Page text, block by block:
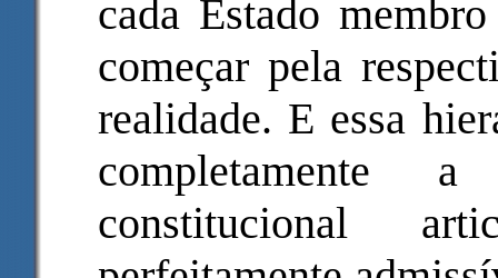
cada Estado
começar pela
realidade. E essa
completamente
constitucional